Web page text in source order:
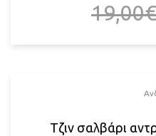
19,00€
Τζιν σαλβάρι